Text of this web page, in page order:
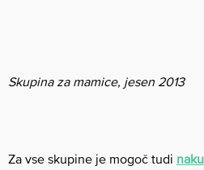
Skupina za mamice, jesen 2013
Za vse skupine je mogoč tudi